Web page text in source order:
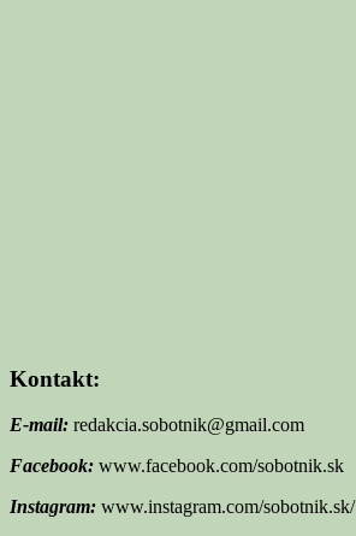
Kontakt:
E-mail: redakcia.sobotnik@gmail.com
Facebook: www.facebook.com/sobotnik.sk
Instagram: www.instagram.com/sobotnik.sk/